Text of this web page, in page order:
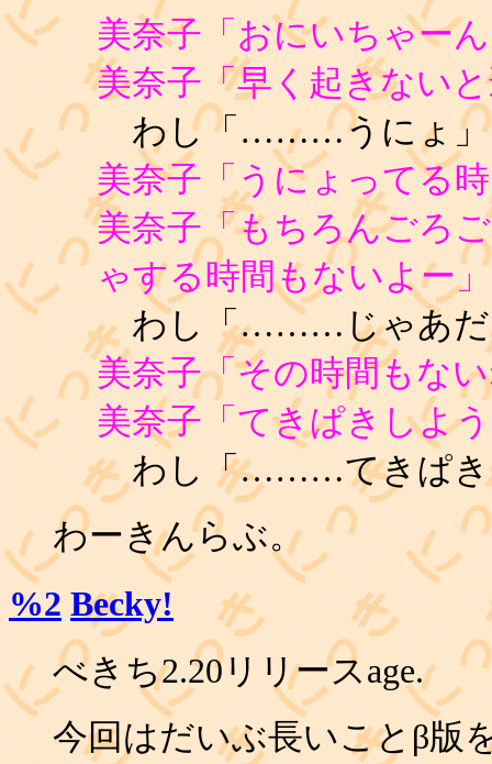
美奈子「おにいちゃー
美奈子「早く起きない
わし「………うにょ」
美奈子「うにょってる
美奈子「もちろんごろ
ゃする時間もないよー」
わし「………じゃあだ
美奈子「その時間もな
美奈子「てきぱきしよ
わし「………てきぱき
わーきんらぶ。
%2 Becky!
べきち2.20リリースage.
今回はだいぶ長いことβ版